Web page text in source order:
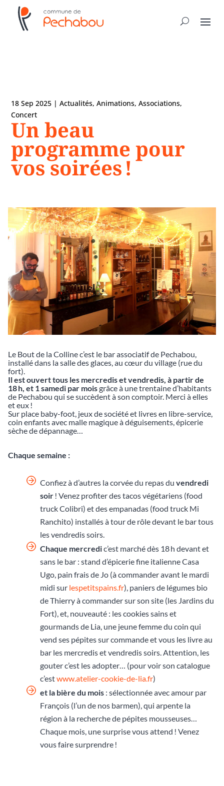
18 Sep 2025 |Actualités,Animations,Associations,
Concert
Un beau
programme pour
vos soirées !
Le Bout de la Colline c’est le bar associatif de Pechabou,
installé dans la salle des glaces, au cœur du village (rue du
fort).
Il est ouvert tous les mercredis et vendredis, à partir de
18 h, et 1 samedi par moisgrâce à une trentaine d’habitants
de Pechabou qui se succèdent à son comptoir. Merci à elles
et eux !
Sur place baby-foot, jeux de société et livres en libre-service,
coin enfants avec malle magique à déguisements, épicerie
sèche de dépannage…
Chaque semaine :
Confiez à d’autres la corvée du repas du vendredi
soir ! Venez profiter des tacos végétariens (food
truck Colibri) et des empanadas (food truck Mi
Ranchito) installés à tour de rôle devant le bar tous
les vendredis soirs.
Chaque mercredic’est marché dès 18 h devant et
sans le bar : stand d’épicerie fine italienne Casa
Ugo, pain frais de Jo (à commander avant le mardi
midi sur lespetitspains.fr), paniers de légumes bio
de Thierry à commander sur son site (les Jardins du
Fort), et, nouveauté : les cookies sains et
gourmands de Lia, une jeune femme du coin qui
vend ses pépites sur commande et vous les livre au
bar les mercredis et vendredis soirs. Attention, les
gouter c’est les adopter… (pour voir son catalogue
c’estwww.atelier-cookie-de-lia.fr)
et la bière du mois : sélectionnée avec amour par
François (l’un de nos barmen), qui arpente la
région à la recherche de pépites mousseuses…
Chaque mois, une surprise vous attend ! Venez
vous faire surprendre !